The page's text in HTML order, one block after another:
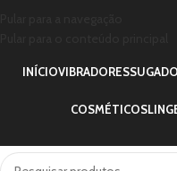
INÍCIOVIBRADORES
COSMÉTICOS